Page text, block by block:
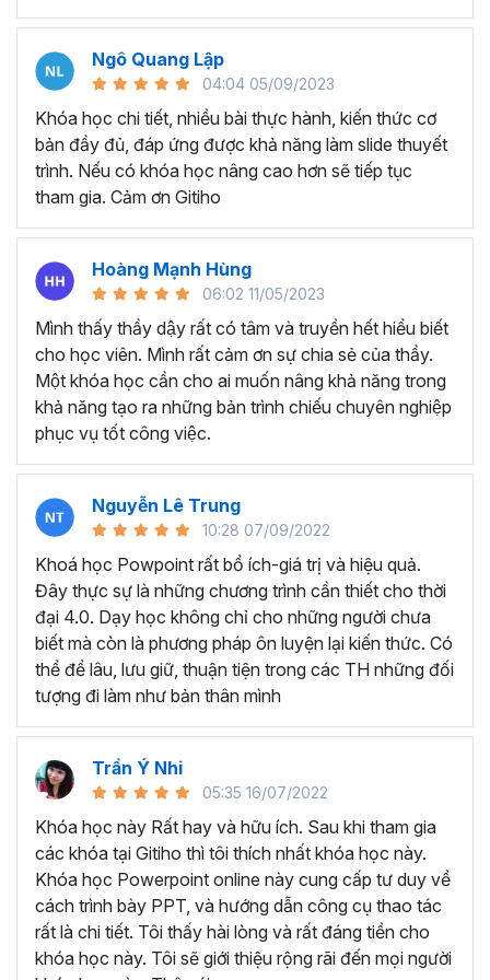
Tiết kiệm thời gian để tạo và thiết kế các bài thuyết
trình chất lượng cao
Tự tay tạo ra các game tương tác như đồng hồ đếm
ngược, nhìn bóng đoán ảnh, vòng quay may mắn, ai
là triệu phú
Những ưu đãi tuyệt vời mà chỉ có khóa học này mới
có:
Bộ cung cụ Islide, 100+ font chữ được đính kèm trong
khóa học mà Gitiho muốn gửi tặng sẽ giúp bạn nâng cao
70% hiệu suất thiết kế Slide. Tặng kèm 500+ Template
Slide chuyên nghiệp - ấn tượng sẽ giúp bạn tùy chỉnh
Slide một cách nhanh nhất.
Các câu hỏi học viên thường
hỏi về về khóa học
Powerpoint của Gitiho
Microsoft Powerpoint là gì?
Powerpoint là một trong những ông cụ nằm trong bộ phần
mềm tin học văn phòng của Microsoft Office, đây là công
cụ trình chiếu Slide quan trọng hàng đầu nên biết hiện nay.
Trong tất cả các lĩnh vực việc tạo ra các bài thuyết trình
đẹp mắt và cuốn hút là vô cùng hiệu quả để truyền đạt
các ý tưởng tới người nghe. Powerpoint là một công cụ có
khả năng làm việc đó, công cụ này kết hợp các nội dung
văn bản, hình ảnh, video và các hiệu ứng cuốn hút giúp
bạn truyền tải các thông tin, dữ liệu báo cáo một cách hấp
dẫn.
Nghề nghiệp nào thì nên học thiết kế slide?
Bất cứ ai cần trình bày dữ liệu một cách dễ hiểu và cuốn
hút cho người khác đều được hưởng lợi từ các kỹ năng
Powerpoint học được. Ví dụ như bạn là lập trình viên cần
Powerpoint để trình bày việc phát triển một ứng dụng,
quản lý bệnh viện cần các bài thuyết trình để phác thảo
Ngô Quang Lập
04:04 05/09/2023
Khóa học chi tiết, nhiều bài thực hành, kiến thức cơ
bản đầy đủ, đáp ứng được khả năng làm slide thuyết
trình. Nếu có khóa học nâng cao hơn sẽ tiếp tục
tham gia. Cảm ơn Gitiho
Hoàng Mạnh Hùng
06:02 11/05/2023
Mình thấy thầy dậy rất có tâm và truyền hết hiểu biết
cho học viên. Mình rất cảm ơn sự chia sẻ của thầy.
Một khóa học cần cho ai muốn nâng khả năng trong
khả năng tạo ra những bản trình chiếu chuyên nghiệp
phục vụ tốt công việc.
Nguyễn Lê Trung
10:28 07/09/2022
Khoá học Powpoint rất bổ ích-giá trị và hiệu quả.
Đây thực sự là những chương trình cần thiết cho thời
đại 4.0. Dạy học không chỉ cho những người chưa
biết mà còn là phương pháp ôn luyện lại kiến thức. Có
thể để lâu, lưu giữ, thuận tiện trong các TH những đối
tượng đi làm như bản thân mình
Trần Ý Nhi
05:35 16/07/2022
Khóa học này Rất hay và hữu ích. Sau khi tham gia
các khóa tại Gitiho thì tôi thích nhất khóa học này.
Khóa học Powerpoint online này cung cấp tư duy về
cách trình bày PPT, và hướng dẫn công cụ thao tác
rất là chi tiết. Tôi thấy hài lòng và rất đáng tiền cho
khóa học này. Tôi sẽ giới thiệu rộng rãi đến mọi người